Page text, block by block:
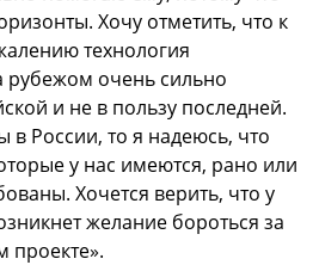
Хочу отметить, что к
технология
рубежом очень сильно
и не в пользу последней.
в России, то я надеюсь, что
у нас имеются, рано или
Хочется верить, что у
желание бороться за
проекте».